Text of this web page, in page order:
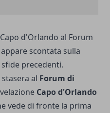
d'Orlando al Forum
scontata sulla
precedenti.
al Forum di
Capo d'Orlando
vede di fronte la prima